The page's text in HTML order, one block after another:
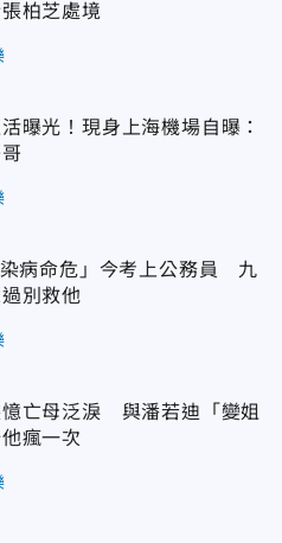
柏芝處境
曝光！現身上海機場自曝：
病命危」今考上公務員 九
別救他
憶亡母泛淚 與潘若迪「變姐
瘋一次